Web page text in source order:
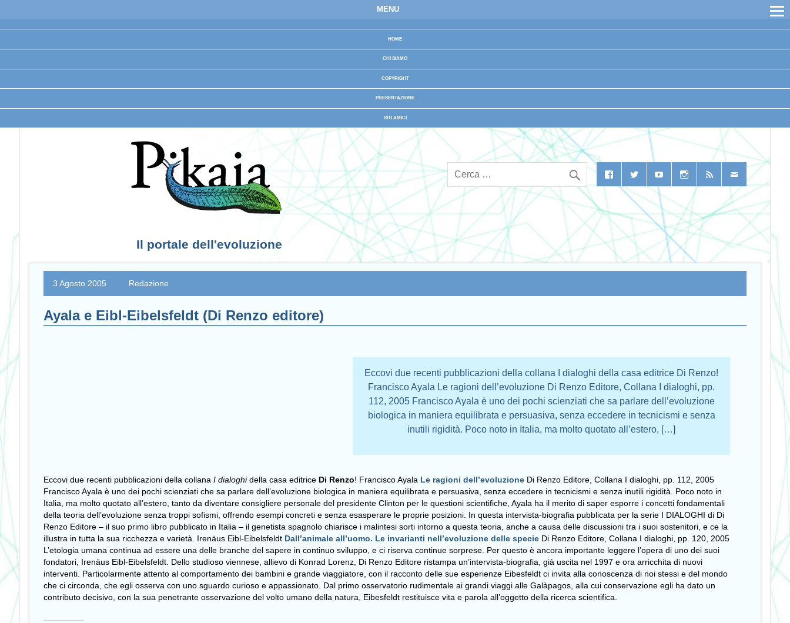
MENU
HOME
CHI SIAMO
COPYRIGHT
PRESENTAZIONE
SITI AMICI
Il portale dell'evoluzione
3 Agosto 2005 Redazione
Ayala e Eibl-Eibelsfeldt (Di Renzo editore)
Eccovi due recenti pubblicazioni della collana I dialoghi della casa editrice Di Renzo!
Francisco Ayala Le ragioni dell’evoluzione Di Renzo Editore, Collana I dialoghi, pp.
112, 2005 Francisco Ayala è uno dei pochi scienziati che sa parlare dell’evoluzione
biologica in maniera equilibrata e persuasiva, senza eccedere in tecnicismi e senza
inutili rigidità. Poco noto in Italia, ma molto quotato all’estero, […]
Eccovi due recenti pubblicazioni della collana I dialoghidella casa editrice Di Renzo! Francisco Ayala Le ragioni dell’evoluzione Di Renzo Editore, Collana I dialoghi, pp. 112, 2005
Francisco Ayala è uno dei pochi scienziati che sa parlare dell’evoluzione biologica in maniera equilibrata e persuasiva, senza eccedere in tecnicismi e senza inutili rigidità. Poco noto in
Italia, ma molto quotato all’estero, tanto da diventare consigliere personale del presidente Clinton per le questioni scientifiche, Ayala ha il merito di saper esporre i concetti fondamentali
della teoria dell’evoluzione senza troppi sofismi, offrendo esempi concreti e senza esasperare le proprie posizioni. In questa intervista-biografia pubblicata per la serie I DIALOGHI di Di
Renzo Editore – il suo primo libro pubblicato in Italia – il genetista spagnolo chiarisce i malintesi sorti intorno a questa teoria, anche a causa delle discussioni tra i suoi sostenitori, e ce la
illustra in tutta la sua ricchezza e varietà. Irenäus Eibl-Eibelsfeldt Dall’animale all’uomo. Le invarianti nell’evoluzione delle specie Di Renzo Editore, Collana I dialoghi, pp. 120, 2005
L’etologia umana continua ad essere una delle branche del sapere in continuo sviluppo, e ci riserva continue sorprese. Per questo è ancora importante leggere l’opera di uno dei suoi
fondatori, Irenäus Eibl-Eibelsfeldt. Dello studioso viennese, allievo di Konrad Lorenz, Di Renzo Editore ristampa un’intervista-biografia, già uscita nel 1997 e ora arricchita di nuovi
interventi. Particolarmente attento al comportamento dei bambini e grande viaggiatore, con il racconto delle sue esperienze Eibesfeldt ci invita alla conoscenza di noi stessi e del mondo
che ci circonda, che egli osserva con uno sguardo curioso e appassionato. Dal primo osservatorio rudimentale ai grandi viaggi alle Galàpagos, alla cui conservazione egli ha dato un
contributo decisivo, con la sua penetrante osservazione del volto umano della natura, Eibesfeldt restituisce vita e parola all’oggetto della ricerca scientifica.